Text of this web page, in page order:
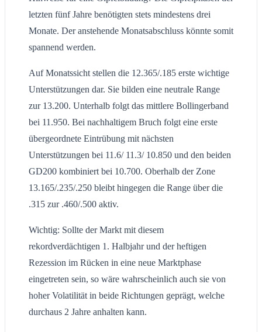
letzten fünf Jahre benötigten stets mindestens drei
Monate. Der anstehende Monatsabschluss könnte somit
spannend werden.
Auf Monatssicht stellen die 12.365/.185 erste wichtige
Unterstützungen dar. Sie bilden eine neutrale Range
zur 13.200. Unterhalb folgt das mittlere Bollingerband
bei 11.950. Bei nachhaltigem Bruch folgt eine erste
übergeordnete Eintrübung mit nächsten
Unterstützungen bei 11.6/ 11.3/ 10.850 und den beiden
GD200 kombiniert bei 10.700. Oberhalb der Zone
13.165/.235/.250 bleibt hingegen die Range über die
.315 zur .460/.500 aktiv.
Wichtig: Sollte der Markt mit diesem
rekordverdächtigen 1. Halbjahr und der heftigen
Rezession im Rücken in eine neue Marktphase
eingetreten sein, so wäre wahrscheinlich auch sie von
hoher Volatilität in beide Richtungen geprägt, welche
durchaus 2 Jahre anhalten kann.